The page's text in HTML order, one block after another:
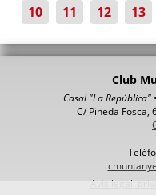
10
11 12 13
Club
Casal "La República"
C/ Pineda Fosca,
Avis legal,